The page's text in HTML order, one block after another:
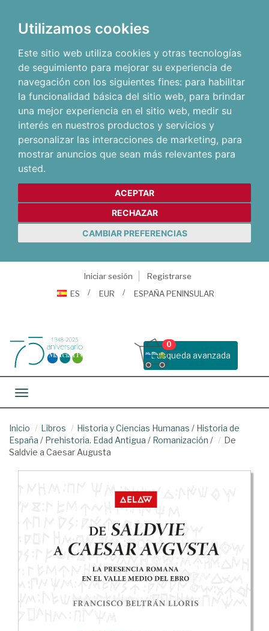
Utilizamos cookies
Este sitio web utiliza cookies y otras tecnologías
de seguimiento para mejorar su experiencia de
navegación con los siguientes fines: para habilitar
la funcionalidad básica del sitio web, para brindar
una mejor experiencia en el sitio web, medir su
interés en nuestros productos y servicios y
personalizar las interacciones de marketing, para
mostrar anuncios que sean más relevantes para
usted.
ACEPTAR
RECHAZAR
CAMBIAR PREFERENCIAS
Iniciar sesión
Registrarse
ES
EUR ESPAÑA PENINSULAR
Busqueda avanzada
0
Toggle navigation
Inicio Libros Historia y Ciencias Humanas / Historia de
España / Prehistoria. Edad Antigua / Romanización /
De
Saldvie a Caesar Augusta